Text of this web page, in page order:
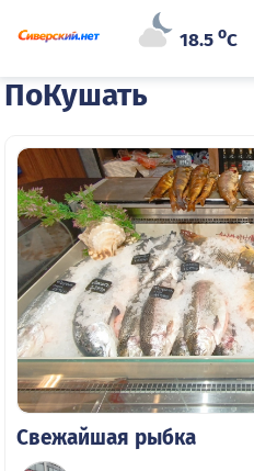
18.5oC
ПоКушать
Свежайшая рыбка